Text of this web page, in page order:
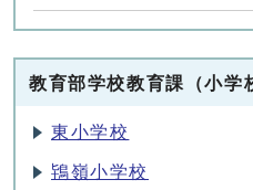
教育部学校教育課（小学
東小学校
鴇嶺小学校